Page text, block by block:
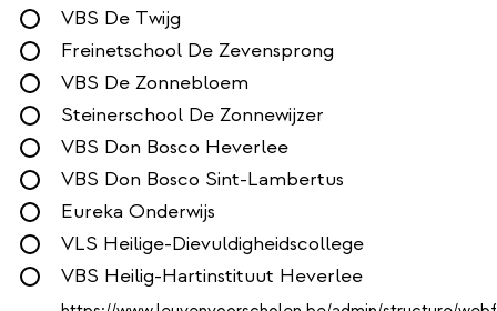
VBS De Twijg
Freinetschool De Zevensprong
VBS De Zonnebloem
Steinerschool De Zonnewijzer
VBS Don Bosco Heverlee
VBS Don Bosco Sint-Lambertus
Eureka Onderwijs
VLS Heilige-Dievuldigheidscollege
VBS Heilig-Hartinstituut Heverlee